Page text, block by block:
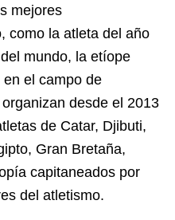
mejores
como la atleta del año
mundo, la etíope
en el campo de
desde el 2013
de Catar, Djibuti,
Gran Bretaña,
capitaneados por
del atletismo.